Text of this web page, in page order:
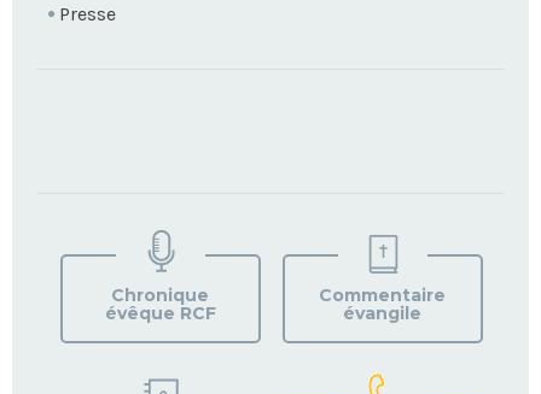
Presse
VOTRE
PAROISSE
Chronique
évêque RCF
Commentaire
évangile